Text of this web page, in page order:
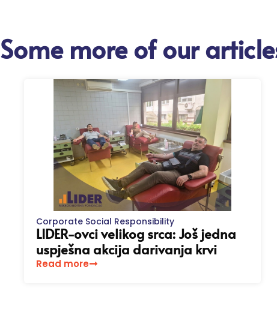
Some more of our
Corporate Social Responsibility
LIDER-ovci velikog srca: Još jedna
uspješna akcija darivanja krvi
Read more